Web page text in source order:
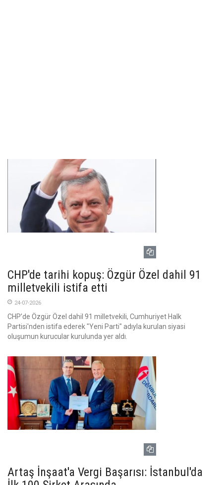
CHP'de tarihi kopuş: Özgür Özel dahil 91
milletvekili istifa etti
24-07-2026
CHP’de Özgür Özel dahil 91 milletvekili, Cumhuriyet Halk
Partisi'nden istifa ederek "Yeni Parti" adıyla kurulan siyasi
oluşumun kurucular kurulunda yer aldı.
Artaş İnşaat'a Vergi Başarısı: İstanbul'da